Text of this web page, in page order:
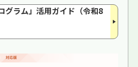
グラム」活用ガイド（令和8